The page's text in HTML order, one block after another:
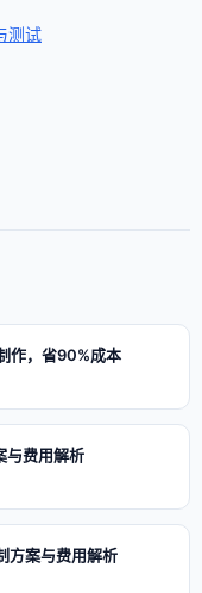
测试
作，省90%成本
与费用解析
方案与费用解析